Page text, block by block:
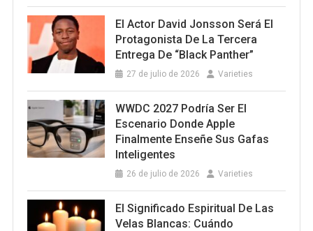
El Actor David Jonsson Será El
Protagonista De La Tercera
Entrega De “Black Panther”
27 de julio de 2026 Varieties
WWDC 2027 Podría Ser El
Escenario Donde Apple
Finalmente Enseñe Sus Gafas
Inteligentes
26 de julio de 2026 Varieties
El Significado Espiritual De Las
Velas Blancas: Cuándo